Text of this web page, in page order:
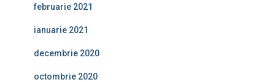
februarie 2021
ianuarie 2021
decembrie 2020
octombrie 2020